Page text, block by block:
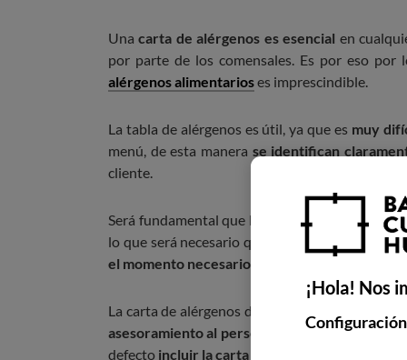
Unacarta de alérgenos es esencial en
por parte de los comensales. Es por eso por
alérgenos alimentarioses imprescindible.
La tabla de alérgenos es útil, ya que es muy
menú, de esta manera se identifican
cliente.
Será fundamental que la información acerca de
lo que será necesario que tanto el personal
el momento necesario
La carta de alérgenos deberá
asesoramiento al personal
acerca de los
defecto incluir la carta de alérgenos en el
¡Hola! Nos